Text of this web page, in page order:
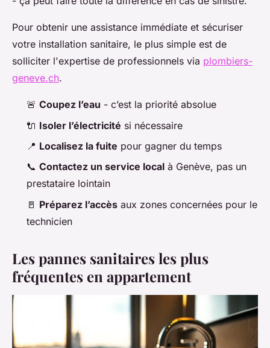
Pour obtenir une assistance immédiate et sécuriser
votre installation sanitaire, le plus simple est de
solliciter l'expertise de professionnels via plombiers-
geneve.ch.
🚨 Coupez l’eau - c’est la priorité absolue
🔌 Isoler l’électricité si nécessaire
📍 Localisez la fuite pour gagner du temps
📞 Contactez un service local à Genève, pas un
prestataire lointain
🚪 Préparez l’accès aux zones concernées pour le
technicien
Les pannes sanitaires les plus
fréquentes en appartement